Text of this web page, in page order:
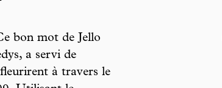
bon mot de Jello
a servi de
à travers le